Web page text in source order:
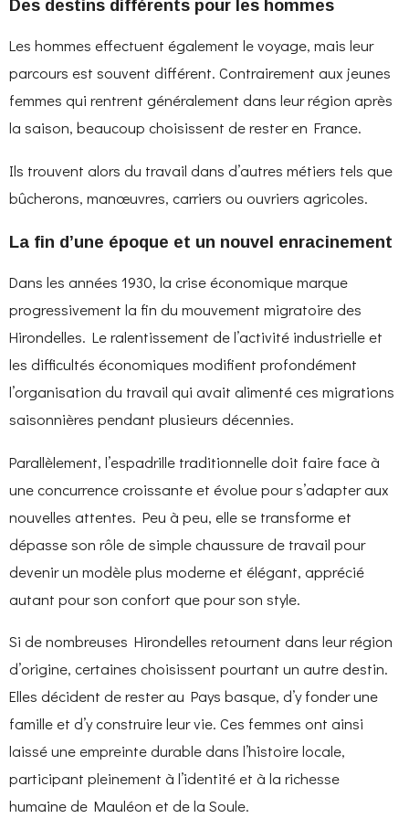
Des destins différents pour les hommes
Les hommes effectuent également le voyage, mais leur
parcours est souvent différent. Contrairement aux jeunes
femmes qui rentrent généralement dans leur région après
la saison, beaucoup choisissent de rester en France.
Ils trouvent alors du travail dans d’autres métiers tels que
bûcherons, manœuvres, carriers ou ouvriers agricoles.
La fin d’une époque et un nouvel enracinement
Dans les années 1930, la crise économique marque
progressivement la fin du mouvement migratoire des
Hirondelles. Le ralentissement de l’activité industrielle et
les difficultés économiques modifient profondément
l’organisation du travail qui avait alimenté ces migrations
saisonnières pendant plusieurs décennies.
Parallèlement, l’espadrille traditionnelle doit faire face à
une concurrence croissante et évolue pour s’adapter aux
nouvelles attentes. Peu à peu, elle se transforme et
dépasse son rôle de simple chaussure de travail pour
devenir un modèle plus moderne et élégant, apprécié
autant pour son confort que pour son style.
Si de nombreuses Hirondelles retournent dans leur région
d’origine, certaines choisissent pourtant un autre destin.
Elles décident de rester au Pays basque, d’y fonder une
famille et d’y construire leur vie. Ces femmes ont ainsi
laissé une empreinte durable dans l’histoire locale,
participant pleinement à l’identité et à la richesse
humaine de Mauléon et de la Soule.